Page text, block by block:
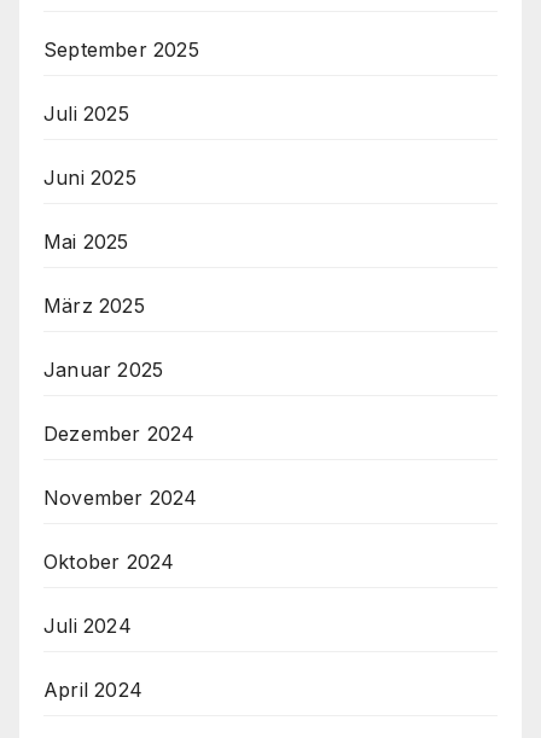
September 2025
Juli 2025
Juni 2025
Mai 2025
März 2025
Januar 2025
Dezember 2024
November 2024
Oktober 2024
Juli 2024
April 2024